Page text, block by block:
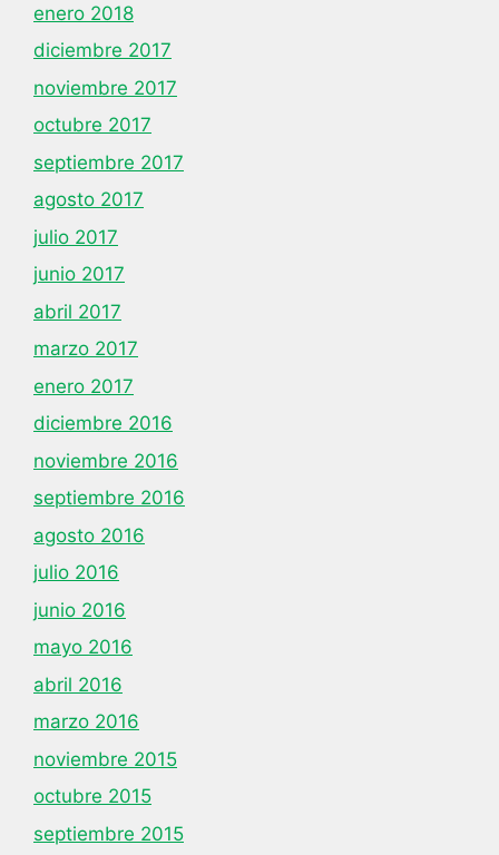
enero 2018
diciembre 2017
noviembre 2017
octubre 2017
septiembre 2017
agosto 2017
julio 2017
junio 2017
abril 2017
marzo 2017
enero 2017
diciembre 2016
noviembre 2016
septiembre 2016
agosto 2016
julio 2016
junio 2016
mayo 2016
abril 2016
marzo 2016
noviembre 2015
octubre 2015
septiembre 2015